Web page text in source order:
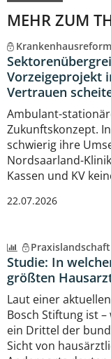
MEHR ZUM
Krankenhausreform
Vorzeigeprojekt
Vertrauen
Ambulant-
Zukunftskonzept.
schwierig ihre
Nordsaarland-
Kassen und KV
22.07.2026
Studie: In
größten
Laut einer
Bosch Stiftung ist
ein Drittel der
Sicht von